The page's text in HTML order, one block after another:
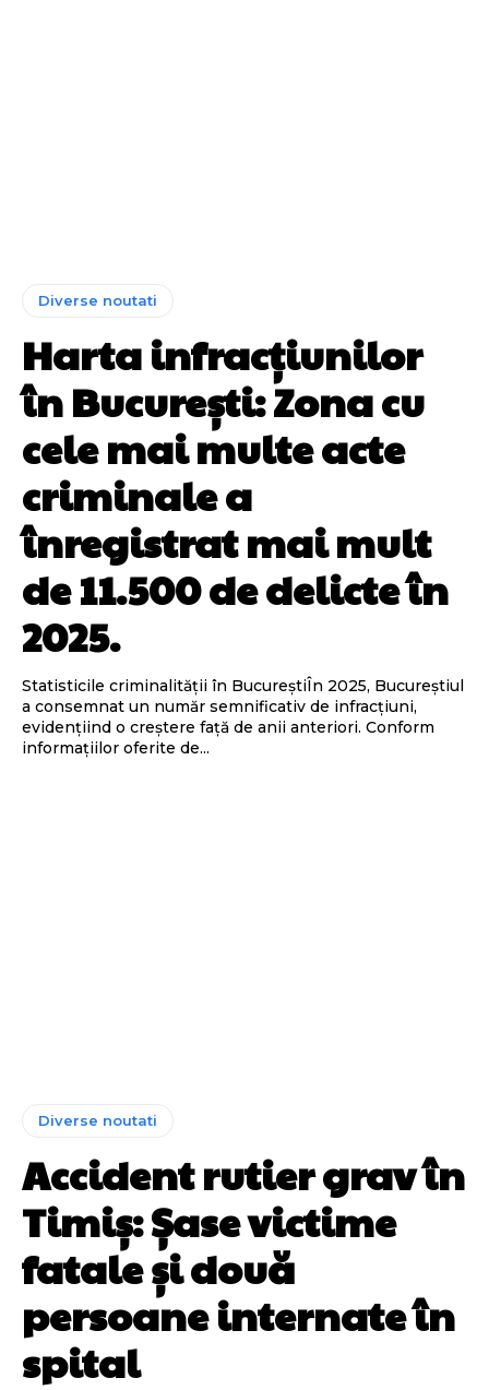
Diverse noutati
Harta infracțiunilor
în București: Zona cu
cele mai multe acte
criminale a
înregistrat mai mult
de 11.500 de delicte în
2025.
Statisticile criminalității în BucureștiÎn 2025, Bucureștiul
a consemnat un număr semnificativ de infracțiuni,
evidențiind o creștere față de anii anteriori. Conform
informațiilor oferite de...
Diverse noutati
Accident rutier grav în
Timiș: Șase victime
fatale și două
persoane internate în
spital